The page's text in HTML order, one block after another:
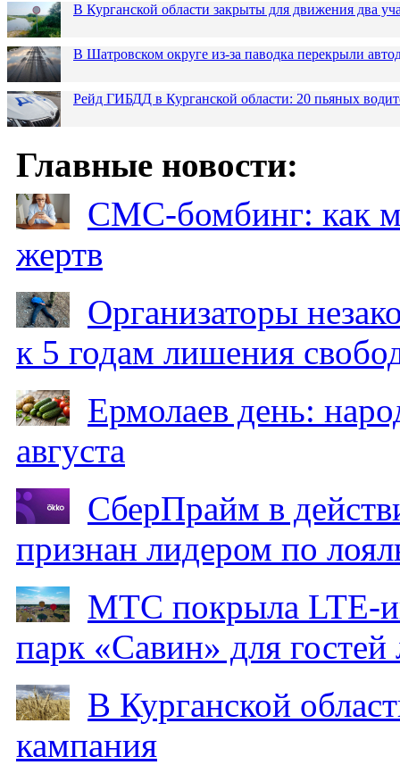
В Курганской области закрыты для движения два
В Шатровском округе из-за паводка перекрыли
Рейд ГИБДД в Курганской области: 20 пьяных
Главные новости:
СМС-бомбинг: как
жертв
Организаторы
к 5 годам лишения
Ермолаев день:
августа
СберПрайм в
признан лидером по
МТС покрыла LTE-
парк «Савин» для гостей
В Курганской
кампания